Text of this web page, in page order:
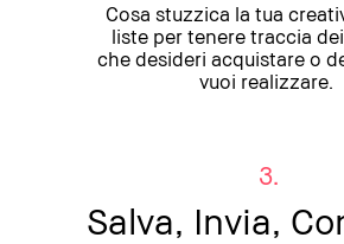
Cosa stuzzica la tua
liste per tenere traccia
che desideri acquistare o
vuoi realizzare.
3.
Salva, Invia,